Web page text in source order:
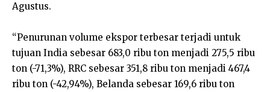
Agustus.
“Penurunan volume ekspor terbesar terjadi untuk
tujuan India sebesar 683,0 ribu ton menjadi 275,5 ribu
ton (-71,3%), RRC sebesar 351,8 ribu ton menjadi 467,4
ribu ton (-42,94%), Belanda sebesar 169,6 ribu ton